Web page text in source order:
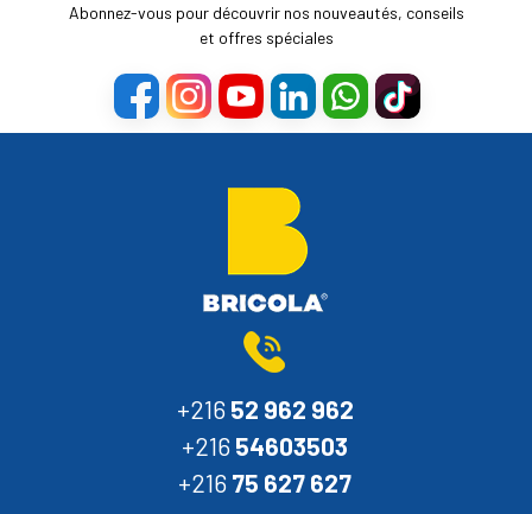
Abonnez-vous pour découvrir nos nouveautés, conseils
et offres spéciales
+216 52 962 962
+216 54603503
+216 75 627 627